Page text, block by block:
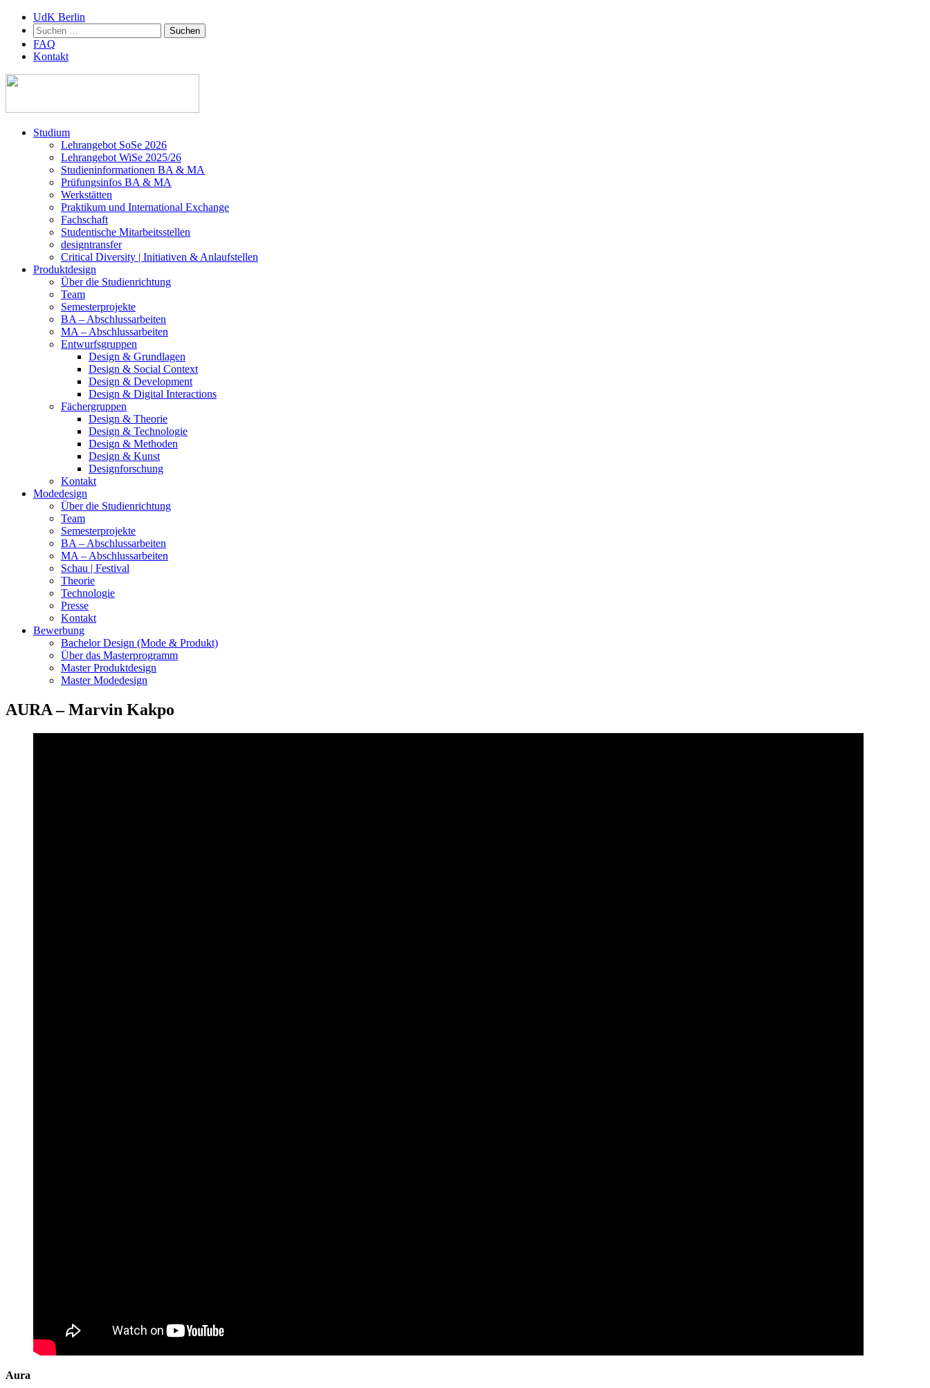
UdK Berlin
Suchen
nach:
FAQ
Kontakt
Inhalt
Studium
Lehrangebot SoSe 2026
Lehrangebot WiSe 2025/26
Studieninformationen ­BA & MA
Prüfungsinfos BA & MA
Werkstätten
Praktikum und International Exchange
Fachschaft
Studentische Mitarbeitsstellen
designtransfer
Critical Diversity | Initiativen & Anlaufstellen
Produktdesign
Über die Studienrichtung
Team
Semesterprojekte
BA – Abschlussarbeiten
MA – Abschlussarbeiten
Entwurfsgruppen
Design & Grundlagen
Design & Social Context
Design & Development
Design & Digital Interactions
Fächergruppen
Design & Theorie
Design & Technologie
Design & Methoden
Design & Kunst
Designforschung
Kontakt
Modedesign
Über die Studienrichtung
Team
Semesterprojekte
BA – Abschlussarbeiten
MA – Abschlussarbeiten
Schau | Festival
Theorie
Technologie
Presse
Kontakt
Bewerbung
Bachelor Design (Mode & Produkt)
Über das Masterprogramm
Master Produktdesign
Master Modedesign
AURA – Marvin Kakpo
Aura